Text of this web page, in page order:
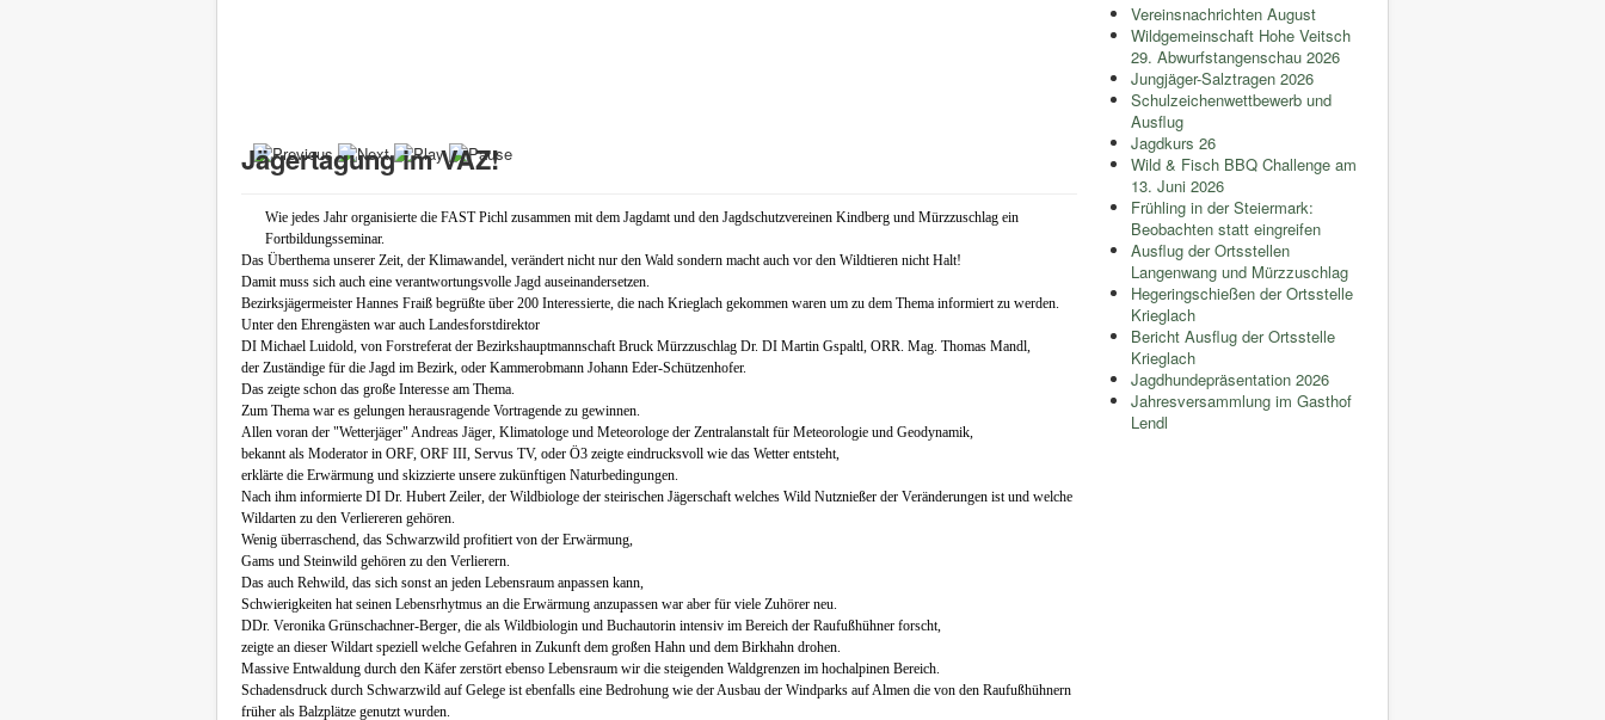
Jägertagung im VAZ!
Wie jedes Jahr organisierte die FAST Pichl zusammen mit dem Jagdamt und den Jagdschutzvereinen Kindberg und Mürzzuschlag ein
Fortbildungsseminar.
Das Überthema unserer Zeit, der Klimawandel, verändert nicht nur den Wald sondern macht auch vor den Wildtieren nicht Halt!
Damit muss sich auch eine verantwortungsvolle Jagd auseinandersetzen.
Bezirksjägermeister Hannes Fraiß begrüßte über 200 Interessierte, die nach Krieglach gekommen waren um zu dem Thema informiert zu werden.
Unter den Ehrengästen war auch Landesforstdirektor
DI Michael Luidold, von Forstreferat der Bezirkshauptmannschaft Bruck Mürzzuschlag Dr. DI Martin Gspaltl, ORR. Mag. Thomas Mandl,
der Zuständige für die Jagd im Bezirk, oder Kammerobmann Johann Eder-Schützenhofer.
Das zeigte schon das große Interesse am Thema.
Zum Thema war es gelungen herausragende Vortragende zu gewinnen.
Allen voran der "Wetterjäger" Andreas Jäger, Klimatologe und Meteorologe der Zentralanstalt für Meteorologie und Geodynamik,
bekannt als Moderator in ORF, ORF III, Servus TV, oder Ö3 zeigte eindrucksvoll wie das Wetter entsteht,
erklärte die Erwärmung und skizzierte unsere zukünftigen Naturbedingungen.
Nach ihm informierte DI Dr. Hubert Zeiler, der Wildbiologe der steirischen Jägerschaft welches Wild Nutznießer der Veränderungen ist und welche
Wildarten zu den Verliereren gehören.
Wenig überraschend, das Schwarzwild profitiert von der Erwärmung,
Gams und Steinwild gehören zu den Verlierern.
Das auch Rehwild, das sich sonst an jeden Lebensraum anpassen kann,
Schwierigkeiten hat seinen Lebensrhytmus an die Erwärmung anzupassen war aber für viele Zuhörer neu.
DDr. Veronika Grünschachner-Berger, die als Wildbiologin und Buchautorin intensiv im Bereich der Raufußhühner forscht,
zeigte an dieser Wildart speziell welche Gefahren in Zukunft dem großen Hahn und dem Birkhahn drohen.
Massive Entwaldung durch den Käfer zerstört ebenso Lebensraum wir die steigenden Waldgrenzen im hochalpinen Bereich.
Schadensdruck durch Schwarzwild auf Gelege ist ebenfalls eine Bedrohung wie der Ausbau der Windparks auf Almen die von den Raufußhühnern
früher als Balzplätze genutzt wurden.
Vereinsnachrichten August
Wildgemeinschaft Hohe Veitsch
29. Abwurfstangenschau 2026
Jungjäger-Salztragen 2026
Schulzeichenwettbewerb und
Ausflug
Jagdkurs 26
Wild & Fisch BBQ Challenge am
13. Juni 2026
Frühling in der Steiermark:
Beobachten statt eingreifen
Ausflug der Ortsstellen
Langenwang und Mürzzuschlag
Hegeringschießen der Ortsstelle
Krieglach
Bericht Ausflug der Ortsstelle
Krieglach
Jagdhundepräsentation 2026
Jahresversammlung im Gasthof
Lendl